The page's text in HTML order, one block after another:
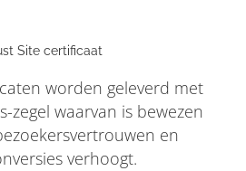
Site certificaat
worden geleverd met
zegel waarvan is bewezen
en
verhoogt.